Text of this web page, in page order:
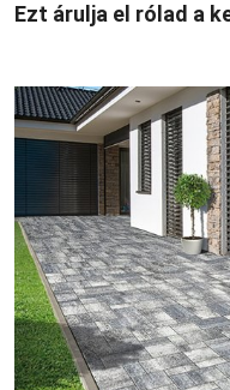
Ezt árulja el rólad a